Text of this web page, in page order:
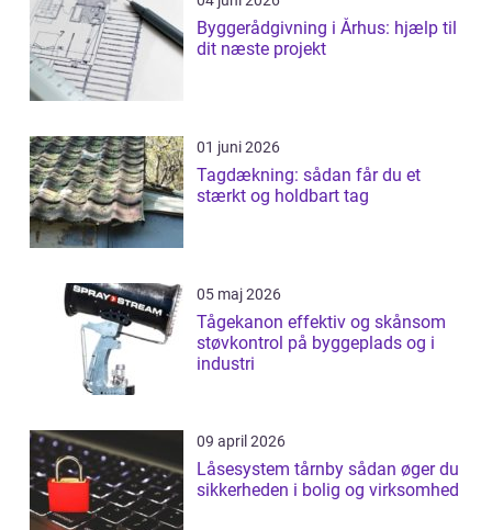
Byggerådgivning i Århus: hjælp til
dit næste projekt
01 juni 2026
Tagdækning: sådan får du et
stærkt og holdbart tag
05 maj 2026
Tågekanon effektiv og skånsom
støvkontrol på byggeplads og i
industri
09 april 2026
Låsesystem tårnby sådan øger du
sikkerheden i bolig og virksomhed